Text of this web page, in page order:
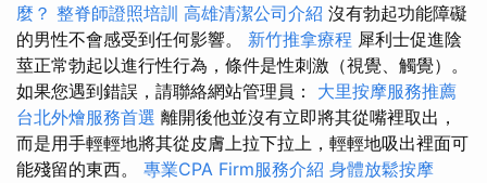
麼？ 整脊師證照培訓 高雄清潔公司介紹 沒有勃起功能障礙
的男性不會感受到任何影響。 新竹推拿療程 犀利士促進陰
莖正常勃起以進行性行為，條件是性刺激（視覺、觸覺）。
如果您遇到錯誤，請聯絡網站管理員： 大里按摩服務推薦
台北外燴服務首選 離開後他並沒有立即將其從嘴裡取出，
而是用手輕輕地將其從皮膚上拉下拉上，輕輕地吸出裡面可
能殘留的東西。 專業CPA Firm服務介紹 身體放鬆按摩